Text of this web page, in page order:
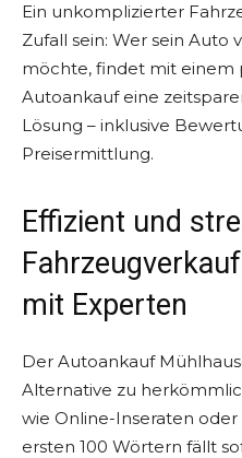
Ein unkomplizierter
Zufall sein: Wer sein Auto
möchte, findet mit einem
Autoankauf eine
Lösung – inklusive
Preisermittlung.
Effizient und
mit Experten
Der Autoankauf
Alternative zu
wie Online-Inseraten
ersten 100 Wörtern fällt